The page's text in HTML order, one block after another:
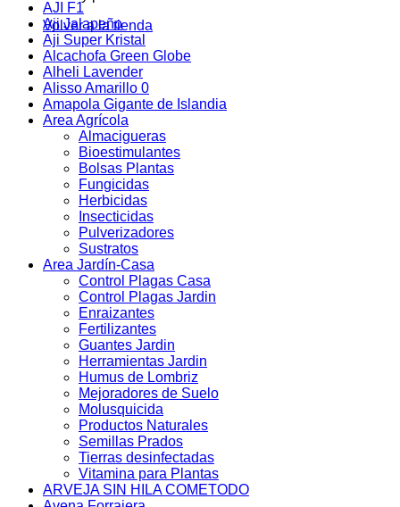
Volver a la tienda
AJI F1
Aji Jalapeño
Aji Super Kristal
Alcachofa Green Globe
Alheli Lavender
Alisso Amarillo 0
Amapola Gigante de Islandia
Area Agrícola
Almacigueras
Bioestimulantes
Bolsas Plantas
Fungicidas
Herbicidas
Insecticidas
Pulverizadores
Sustratos
Area Jardín-Casa
Control Plagas Casa
Control Plagas Jardin
Enraizantes
Fertilizantes
Guantes Jardin
Herramientas Jardin
Humus de Lombriz
Mejoradores de Suelo
Molusquicida
Productos Naturales
Semillas Prados
Tierras desinfectadas
Vitamina para Plantas
ARVEJA SIN HILA COMETODO